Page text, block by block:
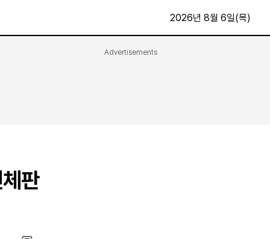
2026년 8월 6일(목)
Advertisements
판